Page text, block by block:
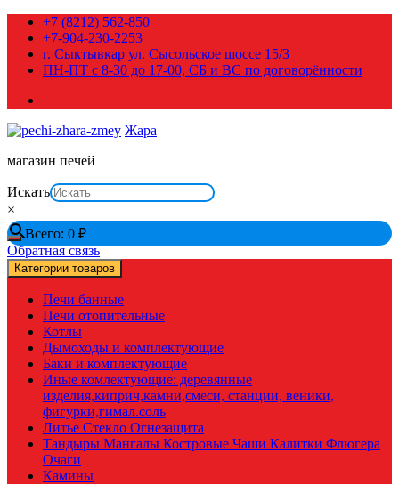
Перейти
содержимому
+7 (8212) 562-850
+7-904-230-2253
г. Сыктывкар ул. Сысольское шоссе 15/3
ПН-ПТ с 8-30 до 17-00, СБ и ВС по договорённости
Жара
магазин печей
Искать
×
Всего: 0 ₽
Обратная связь
Категории товаров
Печи банные
Печи отопительные
Котлы
Дымоходы и комплектующие
Баки и комплектующие
Иные комлектующие: деревянные
изделия,киприч,камни,смеси, станции, веники,
фигурки,гимал.соль
Литье Стекло Огнезащита
Тандыры Мангалы Костровые Чаши Калитки Флюгера
Очаги
Камины